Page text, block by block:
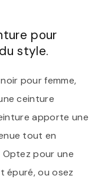
pour
style.
pour femme,
ceinture
apporte une
tout en
pour une
épuré, ou osez